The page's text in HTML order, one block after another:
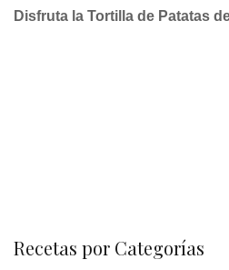
Disfruta la Tortilla de Patatas
Recetas por Categorías